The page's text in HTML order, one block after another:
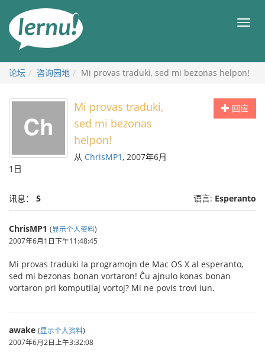
目
论坛 咨询园地 Mi provas traduki, sed mi bezonas helpon!
回应
Mi provas traduki,
sed mi bezonas
helpon!
从 ChrisMP1, 2007年6月
1日
讯息： 5 语言: Esperanto
ChrisMP1 (显示个人资料)
2007年6月1日下午11:48:45
Mi provas traduki la programojn de Mac OS X al esperanto,
sed mi bezonas bonan vortaron! Ĉu ajnulo konas bonan
vortaron pri komputilaj vortoj? Mi ne povis trovi iun.
awake (显示个人资料)
2007年6月2日上午3:32:08